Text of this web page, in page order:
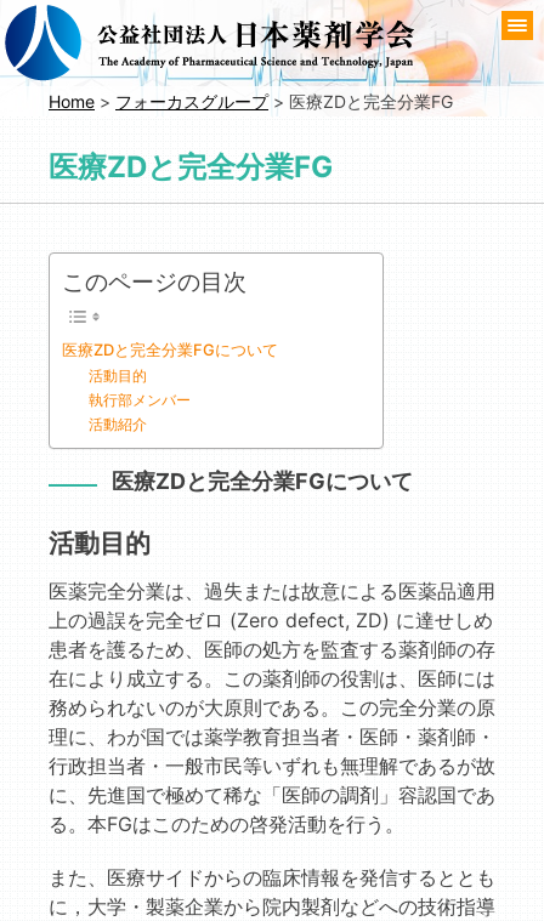
コ
ン
テ
Home > フォーカスグループ> 医療ZDと完全分業FG
医療ZDと完全分業FG
このページの目次
医療ZDと完全分業FGについて
活動目的
執行部メンバー
活動紹介
医療ZDと完全分業FGについて
活動目的
医薬完全分業は、過失または故意による医薬品適用
上の過誤を完全ゼロ (Zero defect, ZD) に達せしめ
患者を護るため、医師の処方を監査する薬剤師の存
在により成立する。この薬剤師の役割は、医師には
務められないのが大原則である。この完全分業の原
理に、わが国では薬学教育担当者・医師・薬剤師・
行政担当者・一般市民等いずれも無理解であるが故
に、先進国で極めて稀な「医師の調剤」容認国であ
る。本FGはこのための啓発活動を行う。
また、医療サイドからの臨床情報を発信するととも
に，大学・製薬企業から院内製剤などへの技術指導